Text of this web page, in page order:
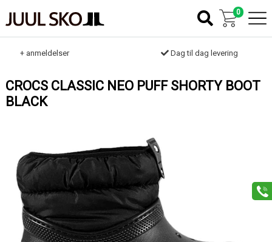
CROCS CLASSIC NEO PUFF SHORTY BOOT
BLACK
0
+ anmeldelser Dag til dag levering